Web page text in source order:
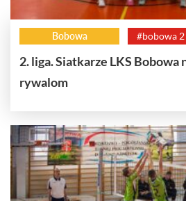
Bobowa #bobowa
2. liga. Siatkarze LKS Bobowa
rywalom